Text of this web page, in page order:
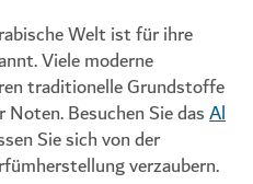
Welt ist für ihre
Viele moderne
traditionelle Grundstoffe
Besuchen Sie dasAl
Sie sich von der
verzaubern.